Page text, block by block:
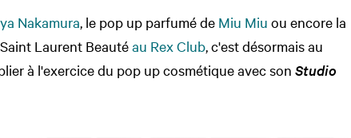
Nakamura , le pop up parfumé de Miu Miu ou encore la
Laurent Beautéau Rex Club , c'est désormais au
à l'exercice du pop up cosmétique avec son Studio